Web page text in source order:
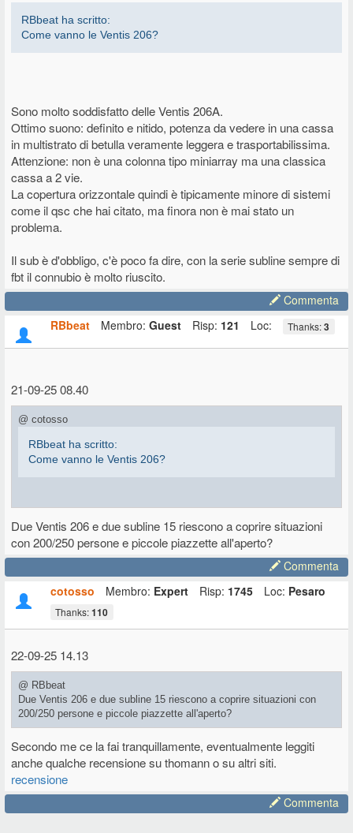
RBbeat ha scritto:
Come vanno le Ventis 206?
Sono molto soddisfatto delle Ventis 206A.
Ottimo suono: definito e nitido, potenza da vedere in una cassa
in multistrato di betulla veramente leggera e trasportabilissima.
Attenzione: non è una colonna tipo miniarray ma una classica
cassa a 2 vie.
La copertura orizzontale quindi è tipicamente minore di sistemi
come il qsc che hai citato, ma finora non è mai stato un
problema.
Il sub è d'obbligo, c'è poco fa dire, con la serie subline sempre di
fbt il connubio è molto riuscito.
Commenta
RBbeat
Membro: Guest Risp: 121 Loc: Thanks:3
21-09-25 08.40
@ cotosso
RBbeat ha scritto:
Come vanno le Ventis 206?
Sono molto soddisfatto delle Ventis 206A.
Ottimo suono: definito e nitido, potenza da vedere in una cassa in
multistrato di betulla veramente leggera e trasportabilissima.
Attenzione: non è una colonna tipo miniarray ma una classica cassa
La copertura orizzontale quindi è tipicamente minore di sistemi come
il qsc che hai citato, ma finora non è mai stato un problema.
il connubio è molto riuscito.
Due Ventis 206 e due subline 15 riescono a coprire situazioni
con 200/250 persone e piccole piazzette all'aperto?
Commenta
cotosso
Membro: Expert Risp: 1745 Loc: Pesaro
Thanks:110
22-09-25 14.13
@ RBbeat
Due Ventis 206 e due subline 15 riescono a coprire situazioni con
200/250 persone e piccole piazzette all'aperto?
Secondo me ce la fai tranquillamente, eventualmente leggiti
anche qualche recensione su thomann o su altri siti.
recensione
Commenta